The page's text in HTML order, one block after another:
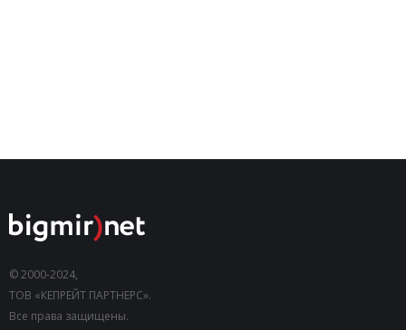
© 2000-2024,
ТОВ «КЕПРЕЙТ ПАРТНЕРС».
Все права защищены.